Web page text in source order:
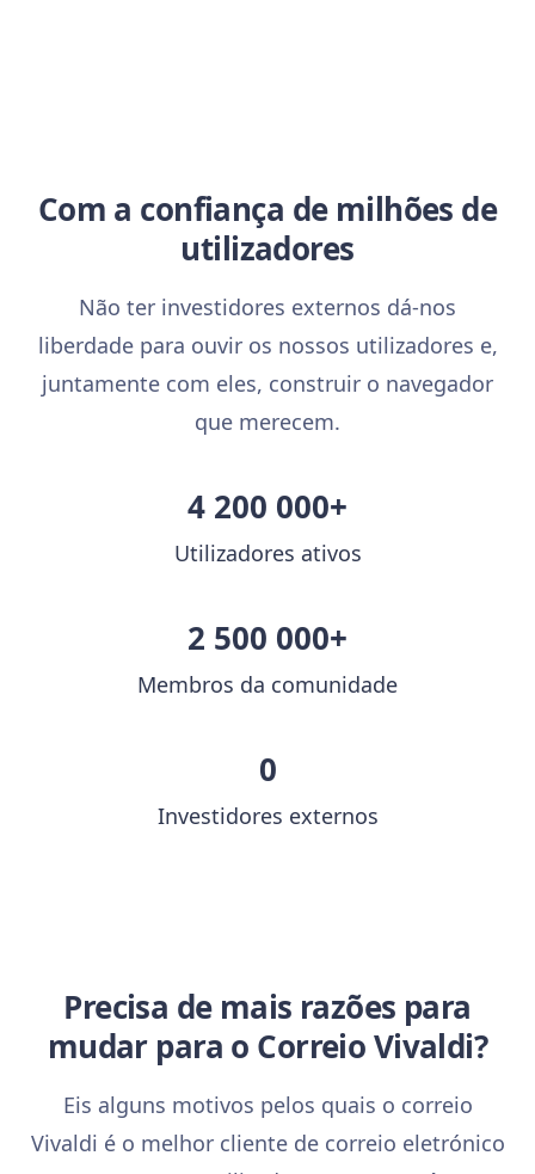
Com a confiança de milhões de
utilizadores
Não ter investidores externos dá-nos
liberdade para ouvir os nossos utilizadores e,
juntamente com eles, construir o navegador
que merecem.
4 200 000+
Utilizadores ativos
2 500 000+
Membros da comunidade
0
Investidores externos
Precisa de mais razões para
mudar para o Correio Vivaldi?
Eis alguns motivos pelos quais o correio
Vivaldi é o melhor cliente de correio eletrónico